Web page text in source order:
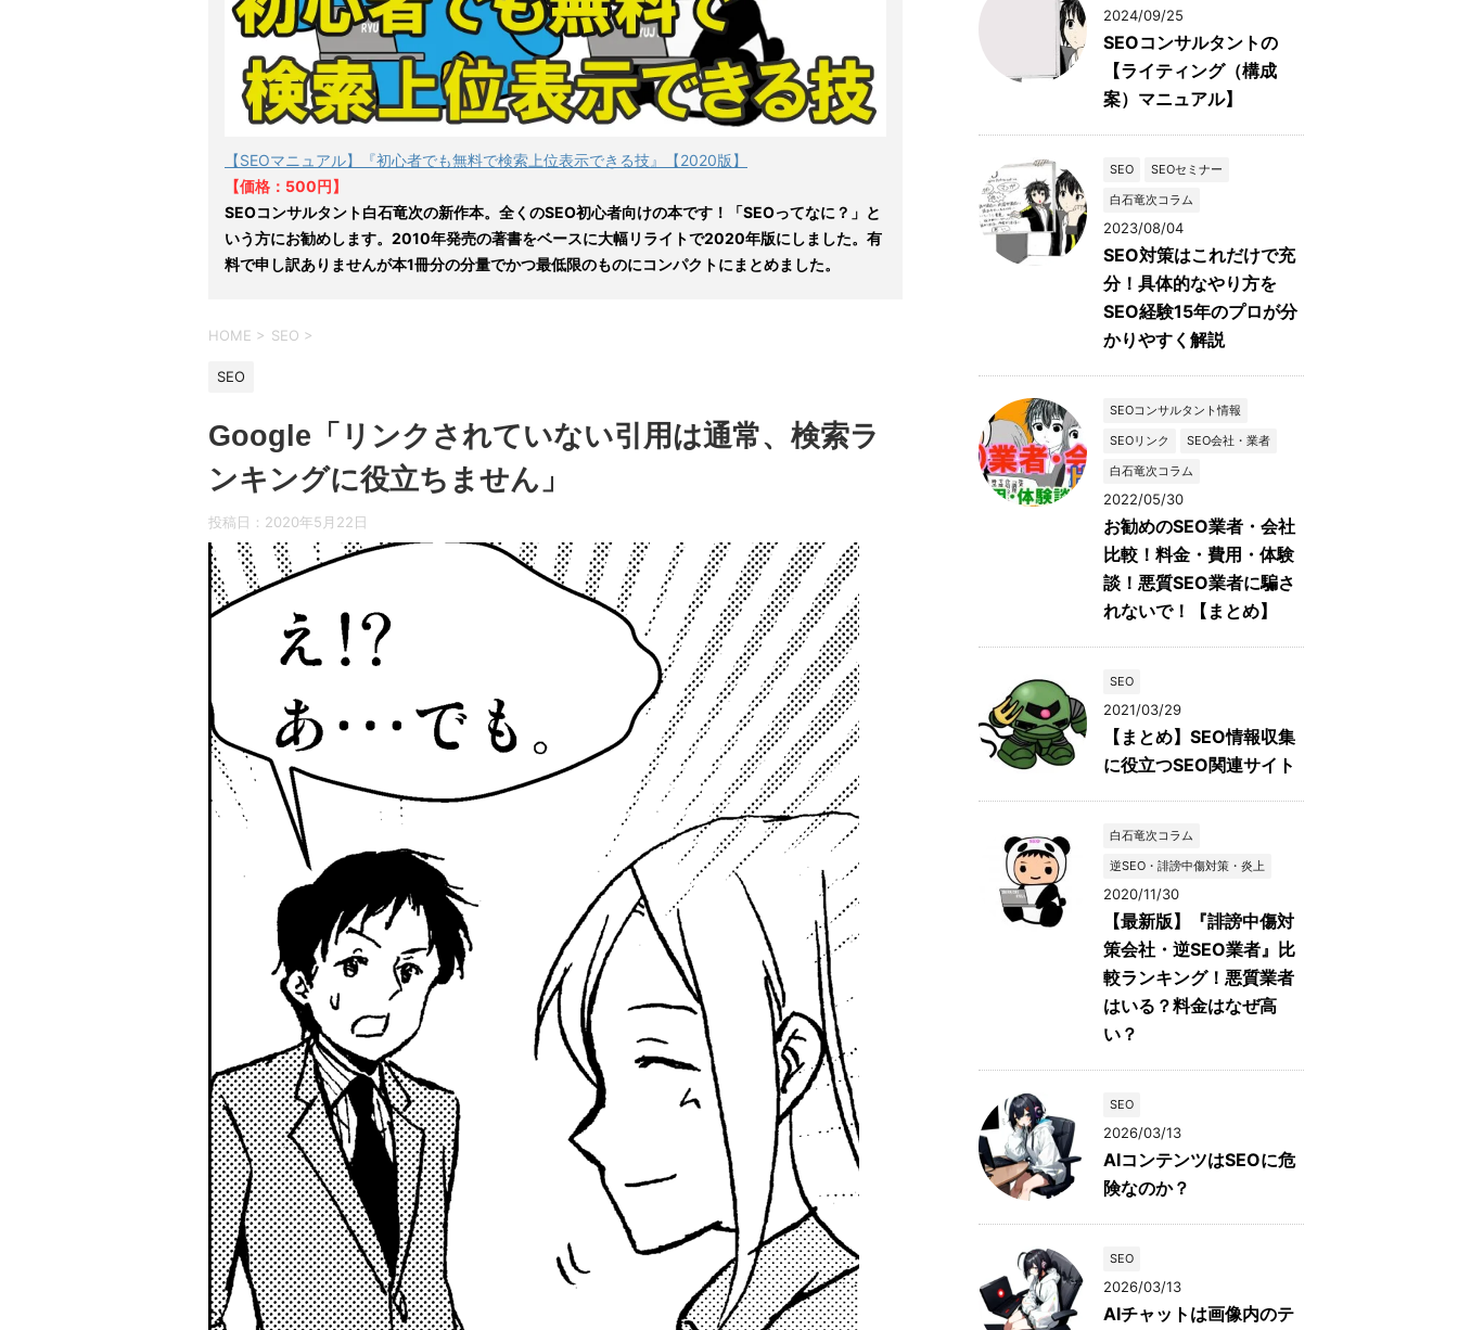
【SEOマニュアル】『初心者でも無料で検索上位表示できる技』【2020版】
【価格：500円】
SEOコンサルタント白石竜次の新作本。全くのSEO初心者向けの本です！「SEOってなに？」と
いう方にお勧めします。2010年発売の著書をベースに大幅リライトで2020年版にしました。有
料で申し訳ありませんが本1冊分の分量でかつ最低限のものにコンパクトにまとめました。
HOME > SEO >
SEO
Google「リンクされていない引用は通常、検索ラ
ンキングに役立ちません」
投稿日： 2020年5月22日
2024/09/25
SEOコンサルタントの
【ライティング（構成
案）マニュアル】
SEO
SEOセミナー
白石竜次コラム
2023/08/04
SEO対策はこれだけで充
分！具体的なやり方を
SEO経験15年のプロが分
かりやすく解説
SEOコンサルタント情報
SEOリンク
SEO会社・業者
白石竜次コラム
2022/05/30
お勧めのSEO業者・会社
比較！料金・費用・体験
談！悪質SEO業者に騙さ
れないで！【まとめ】
SEO
2021/03/29
【まとめ】SEO情報収集
に役立つSEO関連サイト
白石竜次コラム
逆SEO・誹謗中傷対策・炎上
2020/11/30
【最新版】『誹謗中傷対
策会社・逆SEO業者』比
較ランキング！悪質業者
はいる？料金はなぜ高
い？
SEO
2026/03/13
AIコンテンツはSEOに危
険なのか？
SEO
2026/03/13
AIチャットは画像内のテ